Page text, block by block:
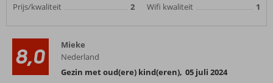
Prijs/kwaliteit
2
Wifi kwaliteit
1
8,0
Mieke
Nederland
Gezin met oud(ere) kind(eren), 05 juli 2024